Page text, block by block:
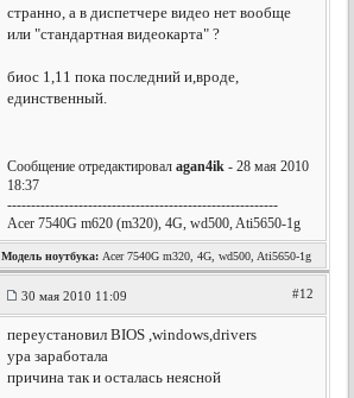
странно, а в диспетчере видео нет вообще
или "стандартная видеокарта" ?
биос 1,11 пока последний и,вроде,
единственный.
Сообщение отредактировалagan4ik - 28 мая 2010
18:37
---------------------------------------------------------
Acer 7540G m620 (m320), 4G, wd500, Ati5650-1g
Модель ноутбука: Acer 7540G m320, 4G, wd500, Ati5650-1g
30 мая 2010 11:09 #12
переустановил BIOS ,windows,drivers
ура заработала
причина так и осталась неясной